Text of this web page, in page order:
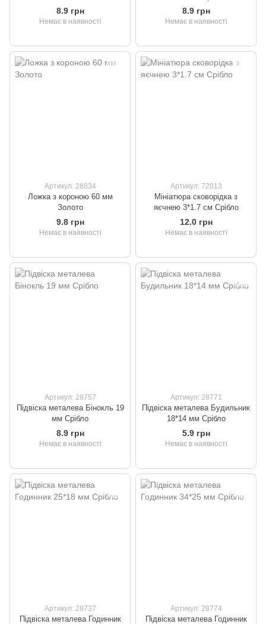
8.9 грн
Немає в наявності
8.9 грн
Немає в наявності
Артикул: 28834
Ложка з короною 60 мм
Золото
9.8 грн
Немає в наявності
Артикул: 72013
Мініатюра сковорідка з
яєчнею 3*1.7 см Срібло
12.0 грн
Немає в наявності
Артикул: 28757
Підвіска металева Бінокль 19
мм Срібло
8.9 грн
Немає в наявності
Артикул: 28771
Підвіска металева Будильник
18*14 мм Срібло
5.9 грн
Немає в наявності
Артикул: 28737
Підвіска металева Годинник
Артикул: 28774
Підвіска металева Годинник